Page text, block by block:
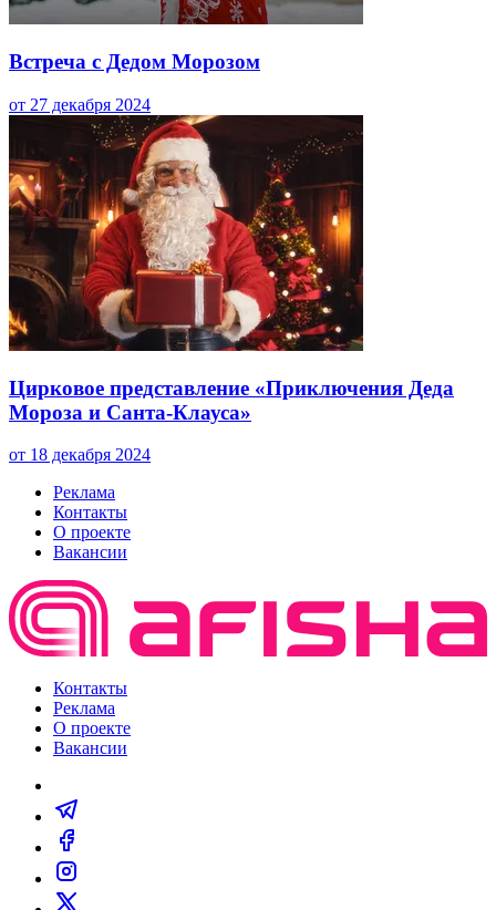
Встреча с Дедом Морозом
от 27 декабря 2024
Цирковое представление «Приключения Деда
Мороза и Санта-Клауса»
от 18 декабря 2024
Реклама
Контакты
О проекте
Вакансии
Контакты
Реклама
О проекте
Вакансии